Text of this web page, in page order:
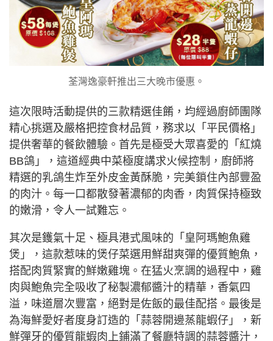
荃灣逸豪軒推出三大晚市優惠。
這次限時活動提供的三款精選佳餚，均經過廚師團隊
精心挑選及嚴格把控食材品質，務求以「平民價格」
提供奢華的餐飲體驗。首先是極受大眾喜愛的「紅燒
BB鴿」，這道經典中菜極度講求火候控制，廚師將
精選的乳鴿生炸至外皮金黃酥脆，完美鎖住內部豐盈
的肉汁。每一口都散發著濃郁的肉香，肉質保持極致
的嫩滑，令人一試難忘。
其次是鑊氣十足、極具港式風味的「皇阿瑪鮑魚雞
煲」，這款惹味的煲仔菜選用鮮甜爽彈的優質鮑魚，
搭配肉質緊實的鮮嫩雞塊。在猛火烹調的過程中，雞
肉與鮑魚完全吸收了秘製濃郁醬汁的精華，香氣四
溢，味道層次豐富，絕對是佐飯的最佳配搭。最後是
為海鮮愛好者度身訂造的「蒜蓉開邊蒸龍蝦仔」，新
鮮彈牙的優質龍蝦肉上鋪滿了餐廳特調的蒜蓉醬汁，